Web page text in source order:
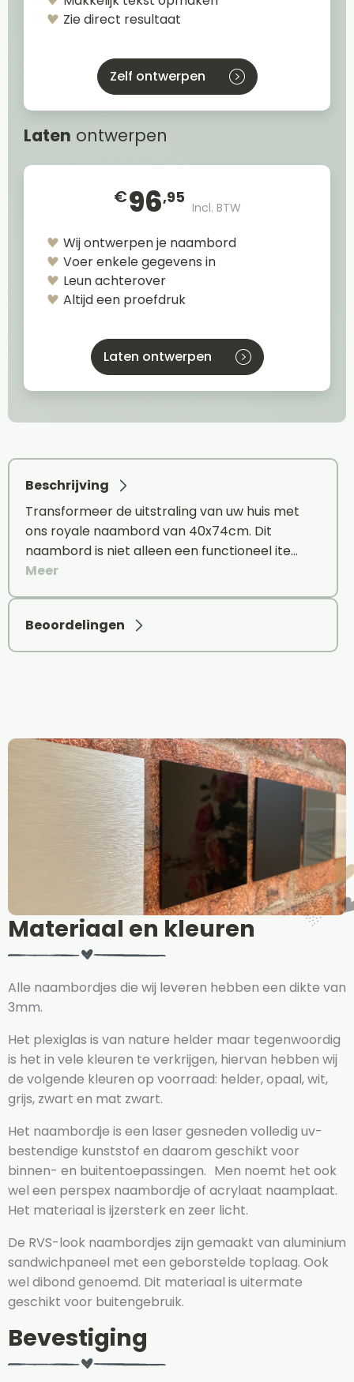
Zie direct resultaat
Zelf ontwerpen
Laten ontwerpen
€96,95
Incl. BTW
Wij ontwerpen je naambord
Voer enkele gegevens in
Leun achterover
Altijd een proefdruk
Laten ontwerpen
Beschrijving
Transformeer de uitstraling van uw huis met
ons royale naambord van 40x74cm. Dit
naambord is niet alleen een functioneel ite…
Meer
Beoordelingen
Materiaal en kleuren
Alle naambordjes die wij leveren hebben een dikte van
3mm.
Het plexiglas is van nature helder maar tegenwoordig
is het in vele kleuren te verkrijgen, hiervan hebben wij
de volgende kleuren op voorraad: helder, opaal, wit,
grijs, zwart en mat zwart.
Het naambordje is een laser gesneden volledig uv-
bestendige kunststof en daarom geschikt voor
binnen- en buitentoepassingen. Men noemt het ook
wel een perspex naambordje of acrylaat naamplaat.
Het materiaal is ijzersterk en zeer licht.
De RVS-look naambordjes zijn gemaakt van aluminium
sandwichpaneel met een geborstelde toplaag. Ook
wel dibond genoemd. Dit materiaal is uitermate
geschikt voor buitengebruik.
Bevestiging